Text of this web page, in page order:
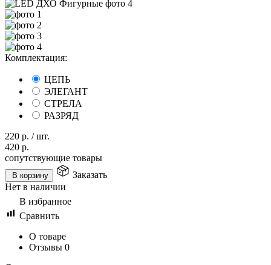
Комплектация:
ЦЕПЬ
ЭЛЕГАНТ
СТРЕЛА
РАЗРЯД
220 р. /шт.
420 р.
сопутствующие товары
В корзину
Заказать
Нет в наличии
В избранное
Сравнить
О товаре
Отзывы 0